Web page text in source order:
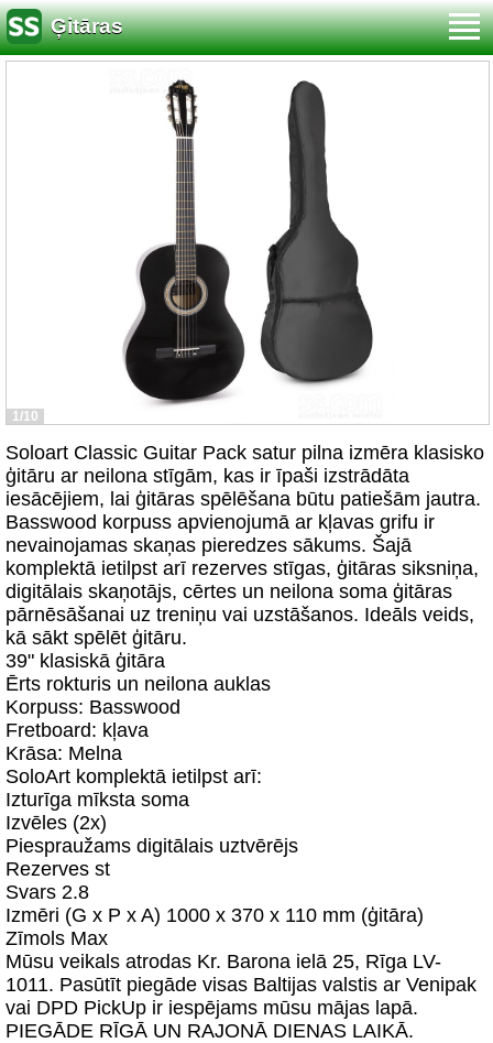
Ģitāras
1/10
Soloart Classic Guitar Pack satur pilna izmēra klasisko
ģitāru ar neilona stīgām, kas ir īpaši izstrādāta
iesācējiem, lai ģitāras spēlēšana būtu patiešām jautra.
Basswood korpuss apvienojumā ar kļavas grifu ir
nevainojamas skaņas pieredzes sākums. Šajā
komplektā ietilpst arī rezerves stīgas, ģitāras siksniņa,
digitālais skaņotājs, cērtes un neilona soma ģitāras
pārnēsāšanai uz treniņu vai uzstāšanos. Ideāls veids,
kā sākt spēlēt ģitāru.
39" klasiskā ģitāra
Ērts rokturis un neilona auklas
Korpuss: Basswood
Fretboard: kļava
Krāsa: Melna
SoloArt komplektā ietilpst arī:
Izturīga mīksta soma
Izvēles (2x)
Piespraužams digitālais uztvērējs
Rezerves st
Svars 2.8
Izmēri (G x P x A) 1000 x 370 x 110 mm (ģitāra)
Zīmols Max
Mūsu veikals atrodas Kr. Barona ielā 25, Rīga LV-
1011. Pasūtīt piegāde visas Baltijas valstis ar Venipak
vai DPD PickUp ir iespējams mūsu mājas lapā.
PIEGĀDE RĪGĀ UN RAJONĀ DIENAS LAIKĀ.